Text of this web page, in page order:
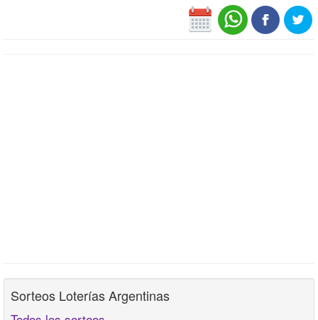
Sorteos Loterías Argentinas